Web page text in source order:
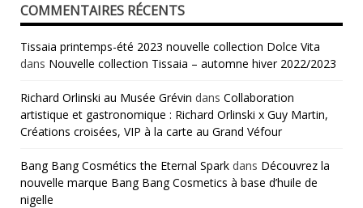
COMMENTAIRES RÉCENTS
Tissaia printemps-été 2023 nouvelle collection Dolce Vita
dans Nouvelle collection Tissaia – automne hiver 2022/2023
Richard Orlinski au Musée Grévin dans Collaboration
artistique et gastronomique : Richard Orlinski x Guy Martin,
Créations croisées, VIP à la carte au Grand Véfour
Bang Bang Cosmétics the Eternal Spark dans Découvrez la
nouvelle marque Bang Bang Cosmetics à base d’huile de
nigelle